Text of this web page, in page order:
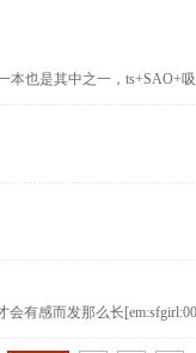
也是其中之一，ts+SAO+
有感而发那么长